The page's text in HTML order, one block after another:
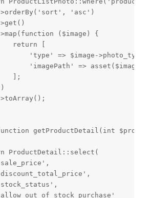
'asc')
($image) {
return [
'type' => $image->photo_type
'imagePath' => asset($image-
];
getProductDetail(int
ProductDetail::select(